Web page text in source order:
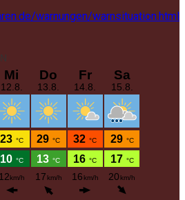
warnungen/warnsituation.html